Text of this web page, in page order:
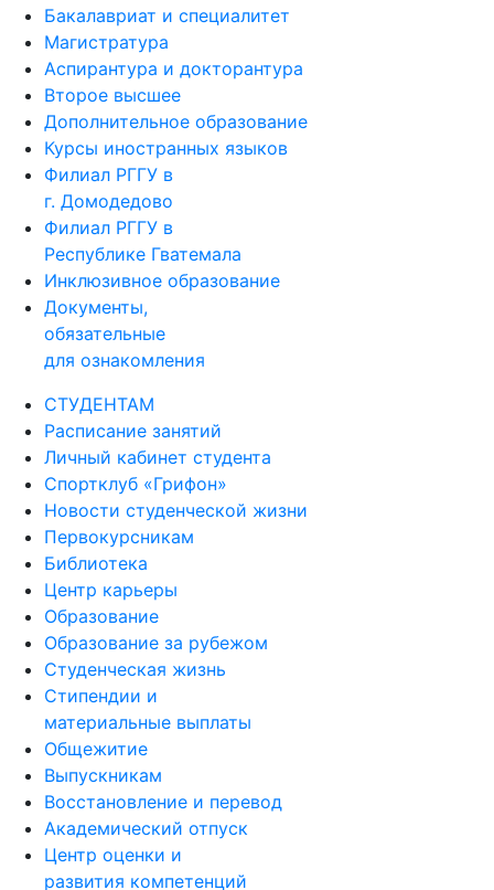
Бакалавриат и специалитет
Магистратура
Аспирантура и докторантура
Второе высшее
Дополнительное образование
Курсы иностранных языков
Филиал РГГУ в
г. Домодедово
Филиал РГГУ в
Республике Гватемала
Инклюзивное образование
Документы,
обязательные
для ознакомления
СТУДЕНТАМ
Расписание занятий
Личный кабинет студента
Спортклуб «Грифон»
Новости студенческой жизни
Первокурсникам
Библиотека
Центр карьеры
Образование
Образование за рубежом
Студенческая жизнь
Стипендии и
материальные выплаты
Общежитие
Выпускникам
Восстановление и перевод
Академический отпуск
Центр оценки и
развития компетенций